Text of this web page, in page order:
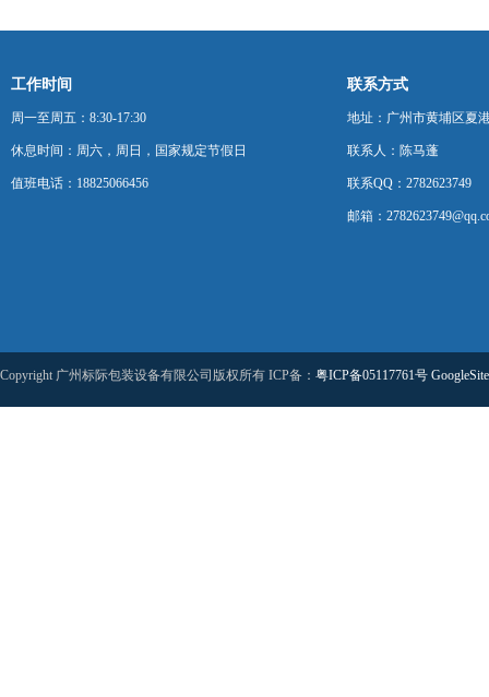
工作时间
周一至周五：8:30-17:30
休息时间：周六，周日，国家规定节假日
值班电话：18825066456
联系方式
地址：广州市黄埔区夏
联系人：陈马蓬
联系QQ：2782623749
邮箱：
Copyright 广州标际包装设备有限公司版权所有 ICP备： 粤ICP备05117761号